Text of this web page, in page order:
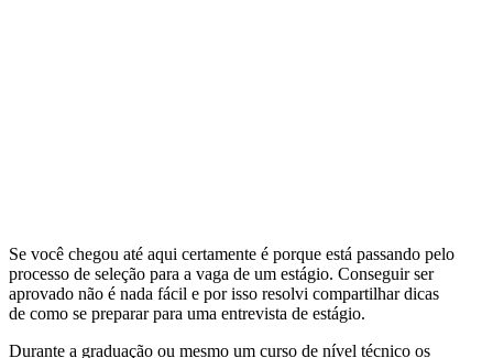
Se você chegou até aqui certamente é porque está passando pelo
processo de seleção para a vaga de um estágio. Conseguir ser
aprovado não é nada fácil e por isso resolvi compartilhar dicas
de como se preparar para uma entrevista de estágio.
Durante a graduação ou mesmo um curso de nível técnico os